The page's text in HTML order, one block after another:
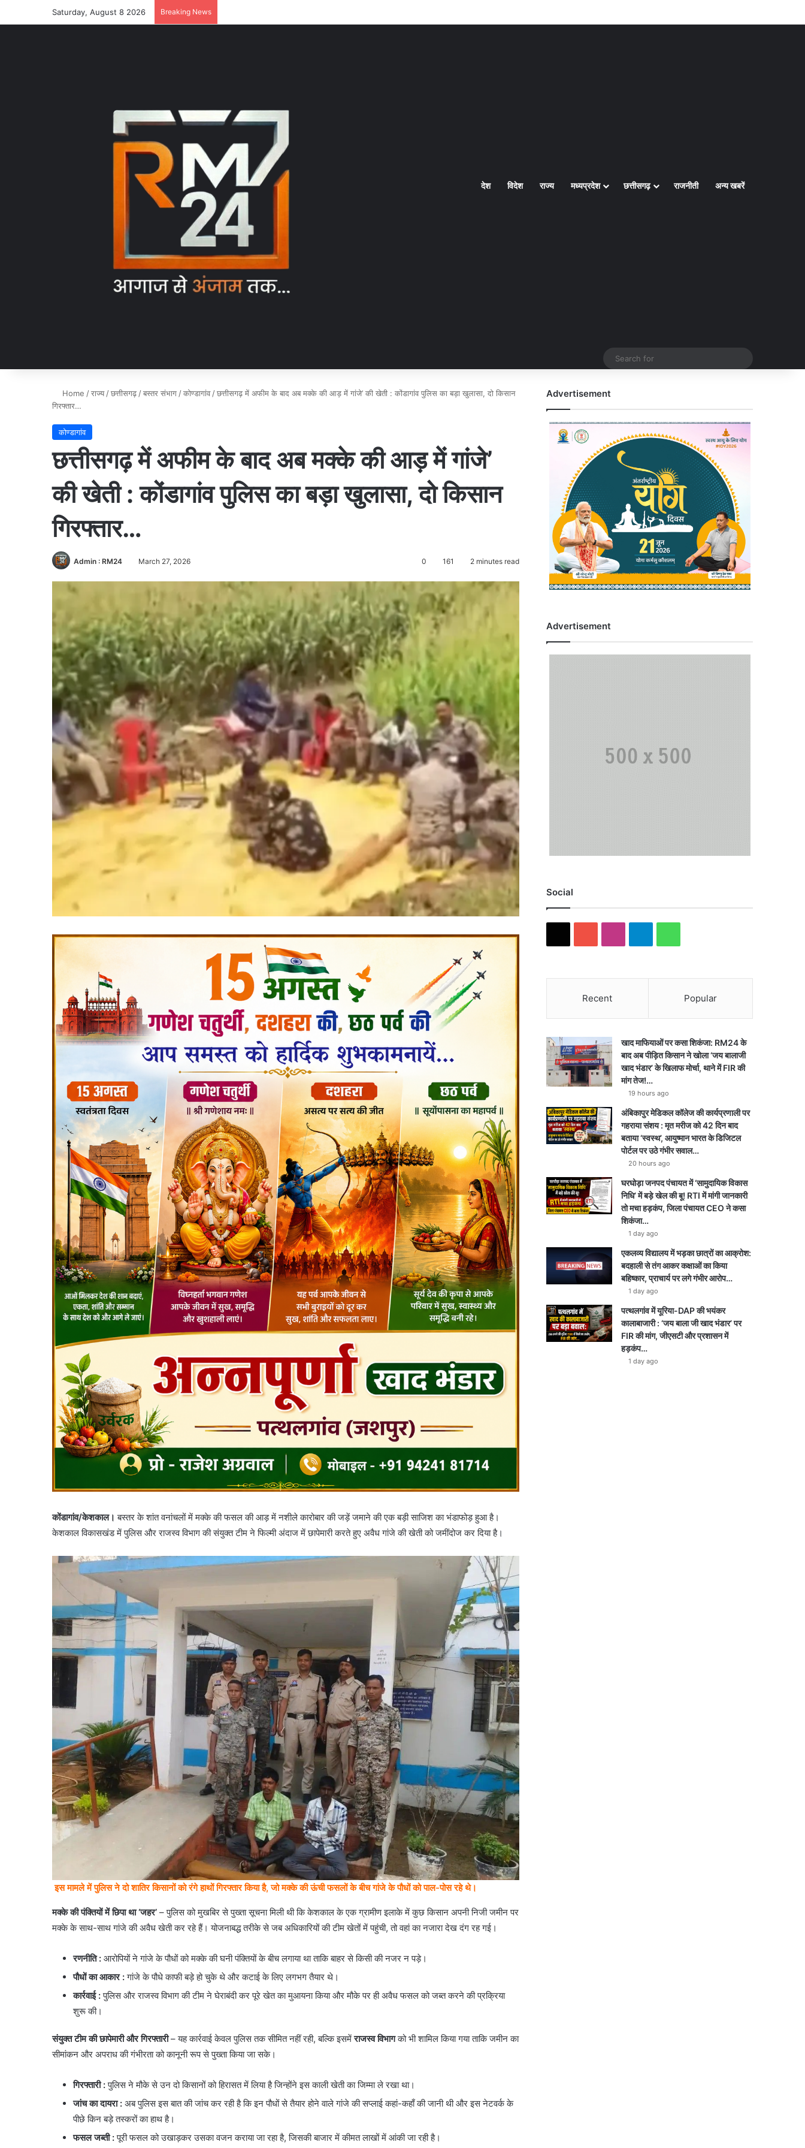
Saturday, August 8 2026 Breaking News
Homeदेश विदेश राज्य मध्यप्रदेश छत्तीसगढ़ राजनीती अन्य खबरें
Home /राज्य /छत्तीसगढ़ /बस्तर संभाग /कोण्डागांव /छत्तीसगढ़ में अफीम के बाद अब मक्के की आड़ में गांजे’ की खेती : कोंडागांव पुलिस का बड़ा खुलासा, दो किसान
गिरफ्तार…
कोण्डागांव
छत्तीसगढ़ में अफीम के बाद अब मक्के की आड़ में गांजे’
की खेती : कोंडागांव पुलिस का बड़ा खुलासा, दो किसान
गिरफ्तार…
Admin : RM24 March 27, 2026 0 161 2 minutes read
कोंडागांव/केशकाल। बस्तर के शांत वनांचलों में मक्के की फसल की आड़ में नशीले कारोबार की जड़ें जमाने की एक बड़ी साजिश का भंडाफोड़ हुआ है।
केशकाल विकासखंड में पुलिस और राजस्व विभाग की संयुक्त टीम ने फिल्मी अंदाज में छापेमारी करते हुए अवैध गांजे की खेती को जमींदोज कर दिया है।
इस मामले में पुलिस ने दो शातिर किसानों को रंगे हाथों गिरफ्तार किया है, जो मक्के की ऊंची फसलों के बीच गांजे के पौधों को पाल-पोस रहे थे।
मक्के की पंक्तियों में छिपा था ‘जहर’ – पुलिस को मुखबिर से पुख्ता सूचना मिली थी कि केशकाल के एक ग्रामीण इलाके में कुछ किसान अपनी निजी जमीन पर
मक्के के साथ-साथ गांजे की अवैध खेती कर रहे हैं। योजनाबद्ध तरीके से जब अधिकारियों की टीम खेतों में पहुंची, तो वहां का नजारा देख दंग रह गई।
रणनीति : आरोपियों ने गांजे के पौधों को मक्के की घनी पंक्तियों के बीच लगाया था ताकि बाहर से किसी की नजर न पड़े।
पौधों का आकार :गांजे के पौधे काफी बड़े हो चुके थे और कटाई के लिए लगभग तैयार थे।
कार्रवाई :पुलिस और राजस्व विभाग की टीम ने घेराबंदी कर पूरे खेत का मुआयना किया और मौके पर ही अवैध फसल को जब्त करने की प्रक्रिया
शुरू की।
संयुक्त टीम की छापेमारी और गिरफ्तारी– यह कार्रवाई केवल पुलिस तक सीमित नहीं रही, बल्कि इसमेंराजस्व विभागको भी शामिल किया गया ताकि जमीन का
सीमांकन और अपराध की गंभीरता को कानूनी रूप से पुख्ता किया जा सके।
गिरफ्तारी :पुलिस ने मौके से उन दो किसानों को हिरासत में लिया है जिन्होंने इस काली खेती का जिम्मा ले रखा था।
जांच का दायरा : अब पुलिस इस बात की जांच कर रही है कि इन पौधों से तैयार होने वाले गांजे की सप्लाई कहां-कहाँ की जानी थी और इस नेटवर्क के
पीछे किन बड़े तस्करों का हाथ है।
फसल जब्ती :पूरी फसल को उखाड़कर उसका वजन कराया जा रहा है, जिसकी बाजार में कीमत लाखों में आंकी जा रही है।
Advertisement
Advertisement
Social
Recent Popular
खाद माफियाओं पर कसा शिकंजा: RM24 के
बाद अब पीड़ित किसान ने खोला ‘जय बालाजी
खाद भंडार’ के खिलाफ मोर्चा, थाने में FIR की
मांग तेज!…
19 hours ago
अंबिकापुर मेडिकल कॉलेज की कार्यप्रणाली पर
गहराया संशय : मृत मरीज को 42 दिन बाद
बताया ‘स्वस्थ’, आयुष्मान भारत के डिजिटल
पोर्टल पर उठे गंभीर सवाल…
20 hours ago
घरघोड़ा जनपद पंचायत में ‘सामुदायिक विकास
निधि’ में बड़े खेल की बू! RTI में मांगी जानकारी
तो मचा हड़कंप, जिला पंचायत CEO ने कसा
शिकंजा…
1 day ago
एकलव्य विद्यालय में भड़का छात्रों का आक्रोश:
बदहाली से तंग आकर कक्षाओं का किया
बहिष्कार, प्राचार्य पर लगे गंभीर आरोप…
1 day ago
पत्थलगांव में यूरिया-DAP की भयंकर
कालाबाजारी : ‘जय बाला जी खाद भंडार’ पर
FIR की मांग, जीएसटी और प्रशासन में
हड़कंप…
1 day ago